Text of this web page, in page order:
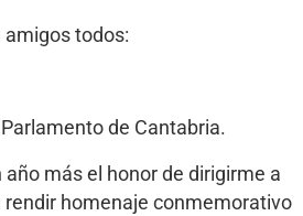
amigos todos:
de Cantabria.
año más el honor de dirigirme a
homenaje conmemorativo